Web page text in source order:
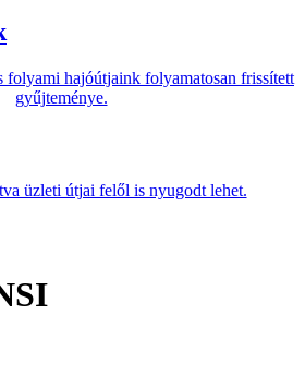
folyami hajóútjaink folyamatosan frissített
gyűjteménye.
üzleti útjai felől is nyugodt lehet.